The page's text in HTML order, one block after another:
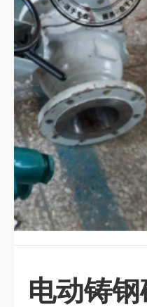
电动铸